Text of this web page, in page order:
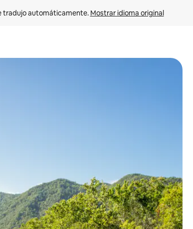
tradujo automáticamente. Mostrar idioma original
arriba y hacia abajo o explorá deslizando el dedo.